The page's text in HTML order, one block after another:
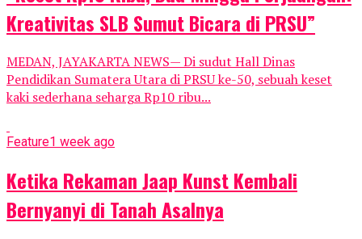
Kreativitas SLB Sumut Bicara di PRSU”
MEDAN, JAYAKARTA NEWS— Di sudut Hall Dinas
Pendidikan Sumatera Utara di PRSU ke-50, sebuah keset
kaki sederhana seharga Rp10 ribu...
Feature1 week ago
Ketika Rekaman Jaap Kunst Kembali
Bernyanyi di Tanah Asalnya